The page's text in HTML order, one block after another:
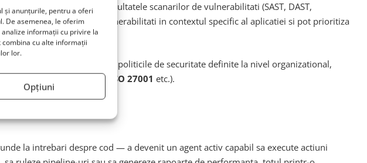
și anunțurile, pentru a oferi
De asemenea, le oferim
informații cu privire la
cu alte informații
lor.
Opțiuni
Agentii pot analiza rezultatele scanarilor de vulnerabilitati (SAST, DAST,
evalua impactul unei vulnerabilitati in contextul specific al aplicatiei si pot prioritiza
de cod respecta politicile de securitate definite la nivel organizational,
externe (
GDPR, SOC 2, ISO 27001 etc.).
la intrebari despre cod — a devenit un agent activ capabil sa execute actiuni